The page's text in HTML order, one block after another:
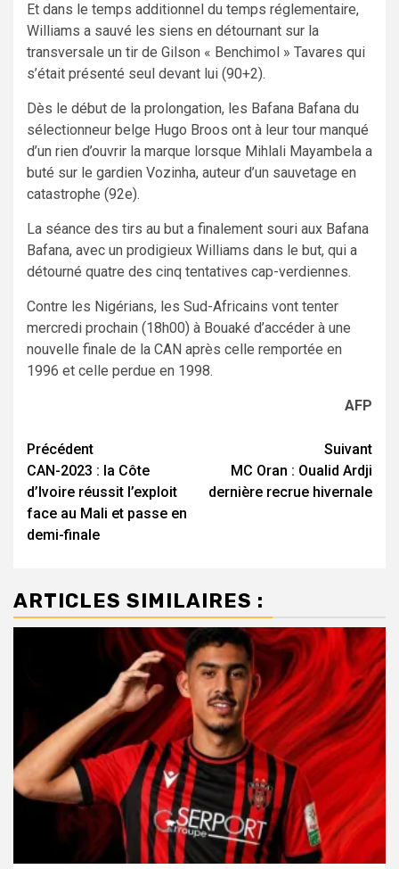
Et dans le temps additionnel du temps réglementaire,
Williams a sauvé les siens en détournant sur la
transversale un tir de Gilson « Benchimol » Tavares qui
s’était présenté seul devant lui (90+2).
Dès le début de la prolongation, les Bafana Bafana du
sélectionneur belge Hugo Broos ont à leur tour manqué
d’un rien d’ouvrir la marque lorsque Mihlali Mayambela a
buté sur le gardien Vozinha, auteur d’un sauvetage en
catastrophe (92e).
La séance des tirs au but a finalement souri aux Bafana
Bafana, avec un prodigieux Williams dans le but, qui a
détourné quatre des cinq tentatives cap-verdiennes.
Contre les Nigérians, les Sud-Africains vont tenter
mercredi prochain (18h00) à Bouaké d’accéder à une
nouvelle finale de la CAN après celle remportée en
1996 et celle perdue en 1998.
AFP
Navigation
d’article
Précédent
CAN-2023 : la Côte
d’Ivoire réussit l’exploit
face au Mali et passe en
demi-finale
Suivant
MC Oran : Oualid Ardji
dernière recrue hivernale
ARTICLES SIMILAIRES :